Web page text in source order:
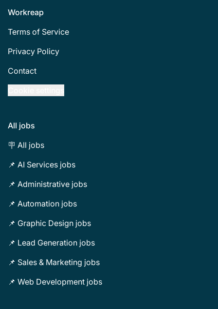
Footer
Workreap
Terms of Service
Privacy Policy
Contact
All jobs
🪧 All jobs
📌 AI Services jobs
📌 Administrative jobs
📌 Automation jobs
📌 Graphic Design jobs
📌 Lead Generation jobs
📌 Sales & Marketing jobs
📌 Web Development jobs